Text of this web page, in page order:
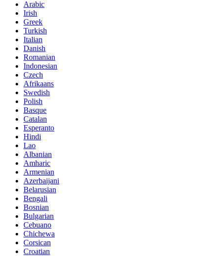
Arabic
Irish
Greek
Turkish
Italian
Danish
Romanian
Indonesian
Czech
Afrikaans
Swedish
Polish
Basque
Catalan
Esperanto
Hindi
Lao
Albanian
Amharic
Armenian
Azerbaijani
Belarusian
Bengali
Bosnian
Bulgarian
Cebuano
Chichewa
Corsican
Croatian